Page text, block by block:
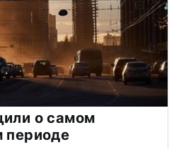
о самом
периоде